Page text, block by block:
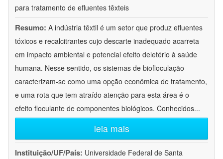
para tratamento de efluentes têxteis
Resumo: A indústria têxtil é um setor que produz efluentes
tóxicos e recalcitrantes cujo descarte inadequado acarreta
em impacto ambiental e potencial efeito deletério à saúde
humana. Nesse sentido, os sistemas de biofloculação
caracterizam-se como uma opção econômica de tratamento,
e uma rota que tem atraído atenção para esta área é o
efeito floculante de componentes biológicos. Conhecidos...
leia mais
Instituição/UF/País: Universidade Federal de Santa